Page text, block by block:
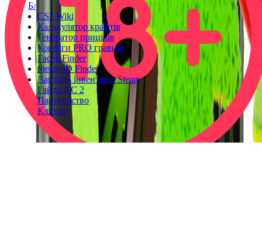
Блог
CS2 Wiki
Калькулятор крафтів
Генератор прицілів
Конфіги PRO гравців
Faceit Finder
Steam ID Finder
Вартість інвентарю Steam
Гайди КС 2
Партнерство
Кліпінг